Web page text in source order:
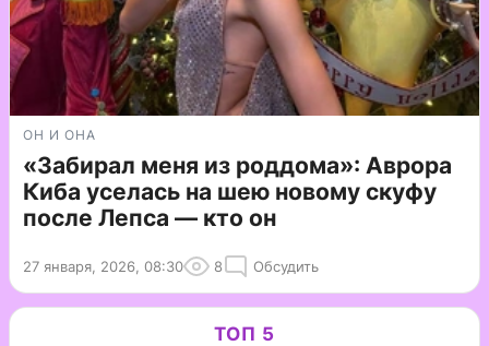
ОН И ОНА
«Забирал меня из роддома»: Аврора
Киба уселась на шею новому скуфу
после Лепса — кто он
27 января, 2026, 08:30 8 Обсудить
ТОП 5